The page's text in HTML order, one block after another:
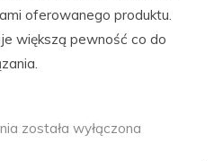
oferowanego produktu.
większą pewność co do
została wyłączona